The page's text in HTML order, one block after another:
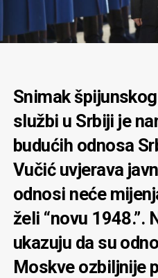
Snimak
službi u Srbiji je
budućih odnosa
Vučić uvjerava
odnosi neće
želi “novu 1948.”.
ukazuju da su
Moskve ozbiljnije